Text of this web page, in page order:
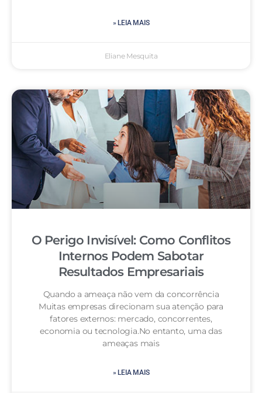
» LEIA MAIS
Eliane Mesquita
O Perigo Invisível: Como Conflitos
Internos Podem Sabotar
Resultados Empresariais
Quando a ameaça não vem da concorrência
Muitas empresas direcionam sua atenção para
fatores externos: mercado, concorrentes,
economia ou tecnologia.No entanto, uma das
ameaças mais
» LEIA MAIS